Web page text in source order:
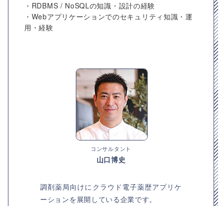
・RDBMS / NoSQLの知識・設計の経験
・Webアプリケーションでのセキュリティ知識・運
用・経験
コンサルタント
山口博史
調剤薬局向けにクラウド電子薬歴アプリケ
ーションを展開している企業です。